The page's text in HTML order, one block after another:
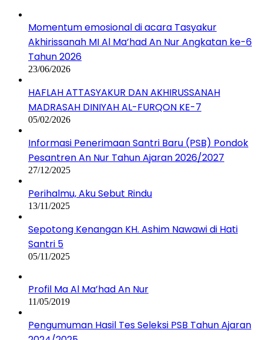
Momentum emosional di acara Tasyakur
Akhirissanah MI Al Ma’had An Nur Angkatan ke-6
Tahun 2026
23/06/2026
HAFLAH ATTASYAKUR DAN AKHIRUSSANAH
MADRASAH DINIYAH AL-FURQON KE-7
05/02/2026
Informasi Penerimaan Santri Baru (PSB) Pondok
Pesantren An Nur Tahun Ajaran 2026/2027
27/12/2025
Perihalmu, Aku Sebut Rindu
13/11/2025
Sepotong Kenangan KH. Ashim Nawawi di Hati
Santri 5
05/11/2025
Profil Ma Al Ma’had An Nur
11/05/2019
Pengumuman Hasil Tes Seleksi PSB Tahun Ajaran